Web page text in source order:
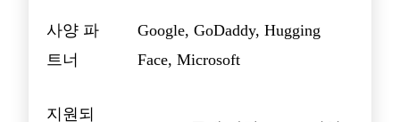
사양 파
트너
Google, GoDaddy, Hugging
Face, Microsoft
지원되